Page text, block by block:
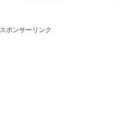
スポンサーリンク